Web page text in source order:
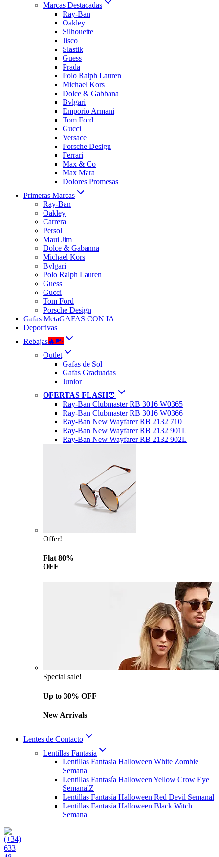
Marcas Destacadas
Ray-Ban
Oakley
Silhouette
Jisco
Slastik
Guess
Prada
Polo Ralph Lauren
Michael Kors
Dolce & Gabbana
Bvlgari
Emporio Armani
Tom Ford
Gucci
Versace
Porsche Design
Ferrari
Max & Co
Max Mara
Dolores Promesas
Primeras Marcas
Ray-Ban
Oakley
Carrera
Persol
Maui Jim
Dolce & Gabanna
Michael Kors
Bvlgari
Polo Ralph Lauren
Guess
Gucci
Tom Ford
Porsche Design
Gafas MetaGAFAS CON IA
Deportivas
Rebajas🔥💸
Outlet
Gafas de Sol
Gafas Graduadas
Junior
OFERTAS FLASH⏰
Ray-Ban Clubmaster RB 3016 W0365
Ray-Ban Clubmaster RB 3016 W0366
Ray-Ban New Wayfarer RB 2132 710
Ray-Ban New Wayfarer RB 2132 901L
Ray-Ban New Wayfarer RB 2132 902L
Offer!
Flat 80%
OFF
Special sale!
Up to 30% OFF
New Arrivals
Lentes de Contacto
Lentillas Fantasia
Lentillas Fantasía Halloween White Zombie
Semanal
Lentillas Fantasía Halloween Yellow Crow Eye
SemanalZ
Lentillas Fantasía Halloween Red Devil Semanal
Lentillas Fantasía Halloween Black Witch
Semanal